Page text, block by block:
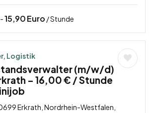
-15,90Euro / Stunde
Logistik
(m/w/d)
– 16,00 € / Stunde
Erkrath, Nordrhein-Westfalen,